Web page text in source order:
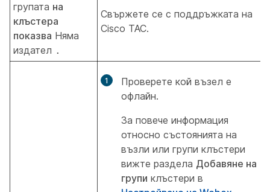
групата на
клъстера
показва Няма
издател .
Свържете се с поддръжката на
Cisco TAC.
Проверете кой възел е
офлайн.
За повече информация
относно състоянията на
възли или групи клъстери
вижте раздела Добавяне на
групи клъстери в